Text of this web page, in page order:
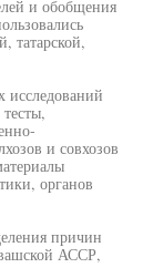
и обобщения
татарской,
исследований
и совхозов
органов
причин
АССР,